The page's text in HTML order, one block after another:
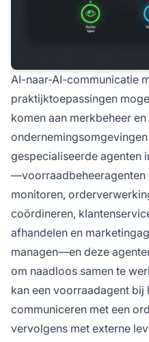
AI-naar-AI-communicatie
praktijktoepassingen
komen aan merkbeheer
gespecialiseerde agenten
—voorraadbeheeragenten
monitoren,
coördineren,
afhandelen en
managen—en deze
om naadloos samen te
kan een voorraadagent
communiceren met een
vervolgens met externe